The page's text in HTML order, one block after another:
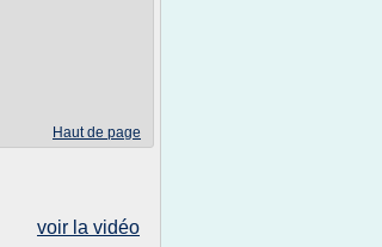
Haut de page
voir la vidéo